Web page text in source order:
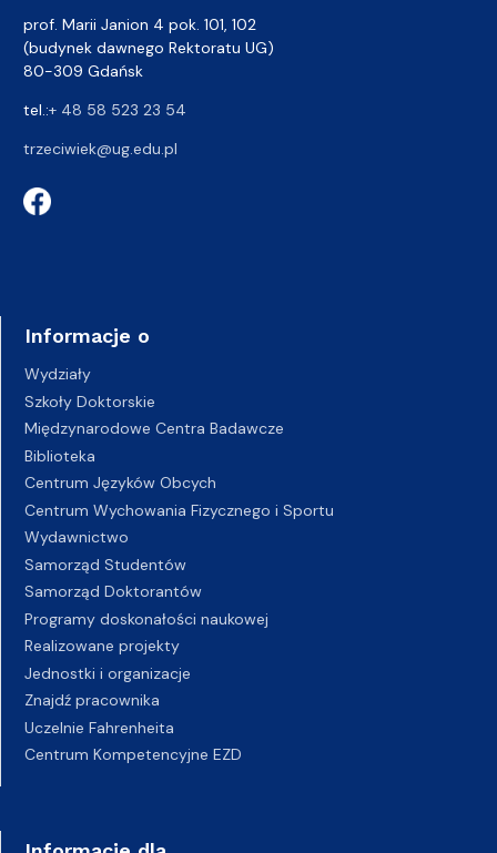
prof. Marii Janion 4 pok. 101, 102
(budynek dawnego Rektoratu UG)
80-309 Gdańsk
tel.:+ 48 58 523 23 54
trzeciwiek@ug.edu.pl
Informacje o
Wydziały
Szkoły Doktorskie
Międzynarodowe Centra Badawcze
Biblioteka
Centrum Języków Obcych
Centrum Wychowania Fizycznego i Sportu
Wydawnictwo
Samorząd Studentów
Samorząd Doktorantów
Programy doskonałości naukowej
Realizowane projekty
Jednostki i organizacje
Znajdź pracownika
Uczelnie Fahrenheita
Centrum Kompetencyjne EZD